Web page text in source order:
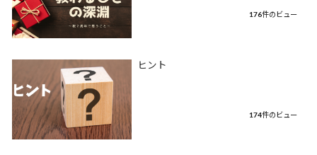
176件のビュー
ヒント
174件のビュー